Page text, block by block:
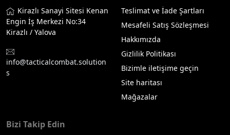
Kirazlı Sanayi Sitesi Kenan
Engin İş Merkezi No:34
Kirazlı / Yalova
info@tacticalcombat.solution
s
Teslimat ve İade Şartları
Mesafeli Satış Sözleşmesi
Hakkımızda
Gizlilik Politikası
Bizimle iletişime geçin
Site haritası
Mağazalar
Bizi Takip Edin